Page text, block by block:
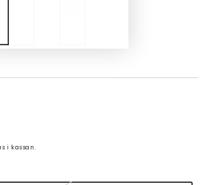
i kassan.